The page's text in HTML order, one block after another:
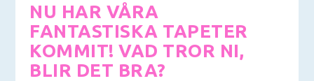
NU HAR VÅRA
FANTASTISKA TAPETER
KOMMIT! VAD TROR NI,
BLIR DET BRA?